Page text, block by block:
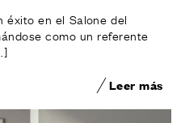
éxito en el Salone del
como un referente
Leer más